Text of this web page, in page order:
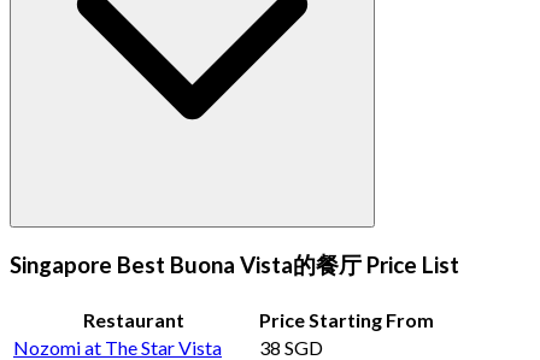
Singapore Best Buona Vista的餐厅 Price List
Restaurant
Price Starting From
Nozomi at The Star Vista
38 SGD